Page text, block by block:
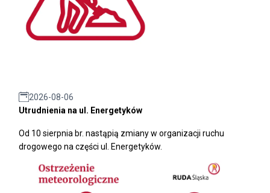
2026-08-06
Utrudnienia na ul. Energetyków
Od 10 sierpnia br. nastąpią zmiany w organizacji ruchu
drogowego na części ul. Energetyków.